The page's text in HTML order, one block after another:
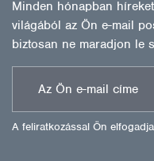
Minden hónapban
világából az Ön e-mail
biztosan ne maradjon le
A feliratkozással Ön